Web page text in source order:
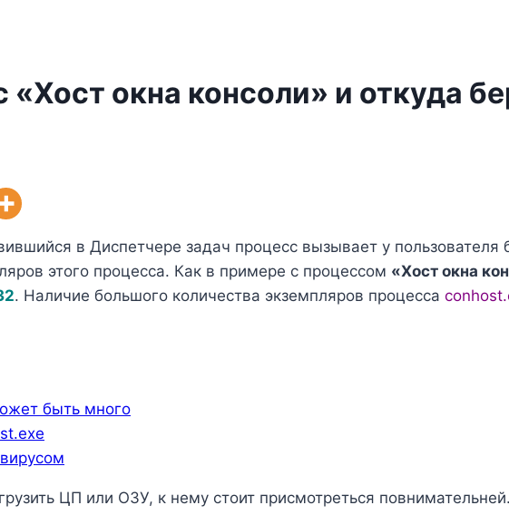
«Хост окна консоли» и откуда
в Диспетчере задач процесс вызывает у пользователя
этого процесса. Как в примере с процессом «Хост окна
. Наличие большого количества экземпляров процесса
быть много
ЦП или ОЗУ, к нему стоит присмотреться